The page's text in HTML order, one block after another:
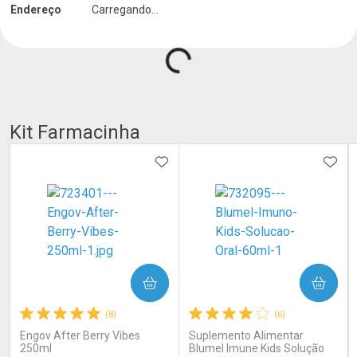
Endereço Carregando...
Carregando produtos do seller...
Kit Farmacinha
(8)
Engov After Berry Vibes
250ml
ADICIONAR AOS FAVORITOS
COMPRAR
(6)
Suplemento Alimentar
Blumel Imune Kids Solução
COMPRAR